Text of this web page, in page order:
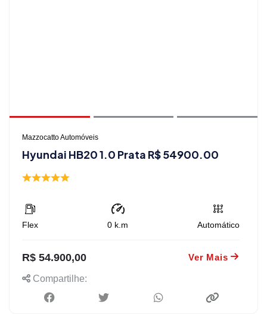
Mazzocatto Automóveis
Hyundai HB20 1.0 Prata R$ 54900.00
Flex 0 k.m Automático
R$ 54.900,00 Ver Mais
Compartilhe: